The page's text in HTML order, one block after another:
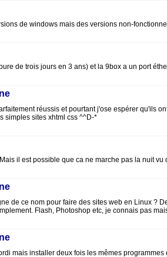
de windows mais des versions non-
de trois jours en 3 ans) et la 9box a un port
réussis et pourtant j'ose espérer qu'ils
simples sites xhtml css ^^D-*
il est possible que ca ne marche pas la nuit
de ce nom pour faire des sites web en Linux ?
Flash, Photoshop etc, je connais pas
mais installer deux fois les mêmes